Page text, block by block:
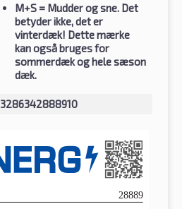
M+S = Mudder og sne. Det
betyder ikke, det er
vinterdæk! Dette mærke
kan også bruges for
sommerdæk og hele sæson
dæk.
3286342888910